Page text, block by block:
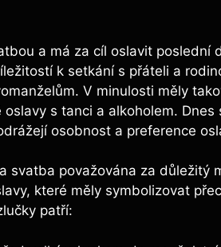
a má za cíl oslavit poslední
⁣k setkání s přáteli a
V minulosti měly
s tanci ‍a alkoholem. Dnes‍
osobnost a preference
svatba považována ‌za důležitý
které měly symbolizovat
patří: